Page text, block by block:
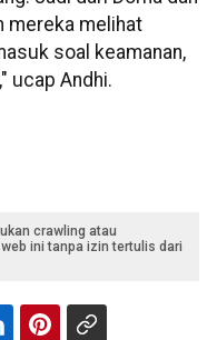
mereka melihat
soal keamanan,
ucap Andhi.
crawling atau
ini tanpa izin tertulis dari